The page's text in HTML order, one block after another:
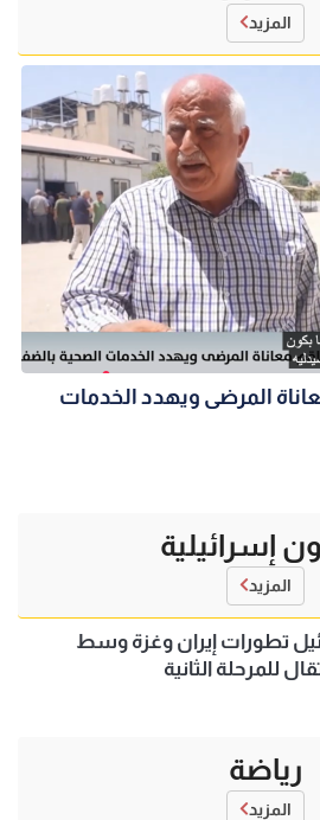
المزيد
المرضى ويهدد الخدمات
إسرائيلية
المزيد
تطورات إيران وغزة وسط
للمرحلة الثانية
رياضة
المزيد